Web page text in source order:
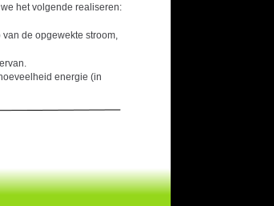
het volgende realiseren:
de opgewekte stroom,
energie (in